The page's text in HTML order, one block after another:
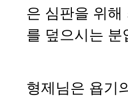
은 심판을 위
를 덮으시는 분
형제님은 욥기